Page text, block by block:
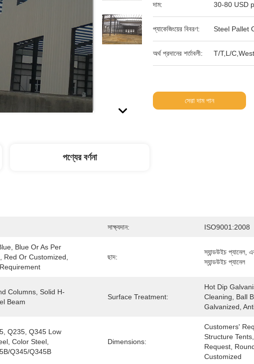
দাম: 30-80 USD
প্যাকেজিংয়ের বিবরণ: Steel Pallet
অর্থ প্রদানের শর্তাবলী: T/T,L/
সেরা দাম পান
পণ্যের বর্ণনা
সাক্ষ্যদান: ISO9001:2008
Blue Or As Per
Red Or Customized,
ছাদ:
স্যান্ডউইচ প্যানেল,
স্যান্ডউইচ প্যানেল
Columns, Solid H-
Beam
Surface Treatment:
Hot Dip
Cleaning, Ball
Galvanized,
Q235, Q345 Low
Color Steel,
Q345/Q345B
Dimensions:
Customers'
Structure
Request,
Customized